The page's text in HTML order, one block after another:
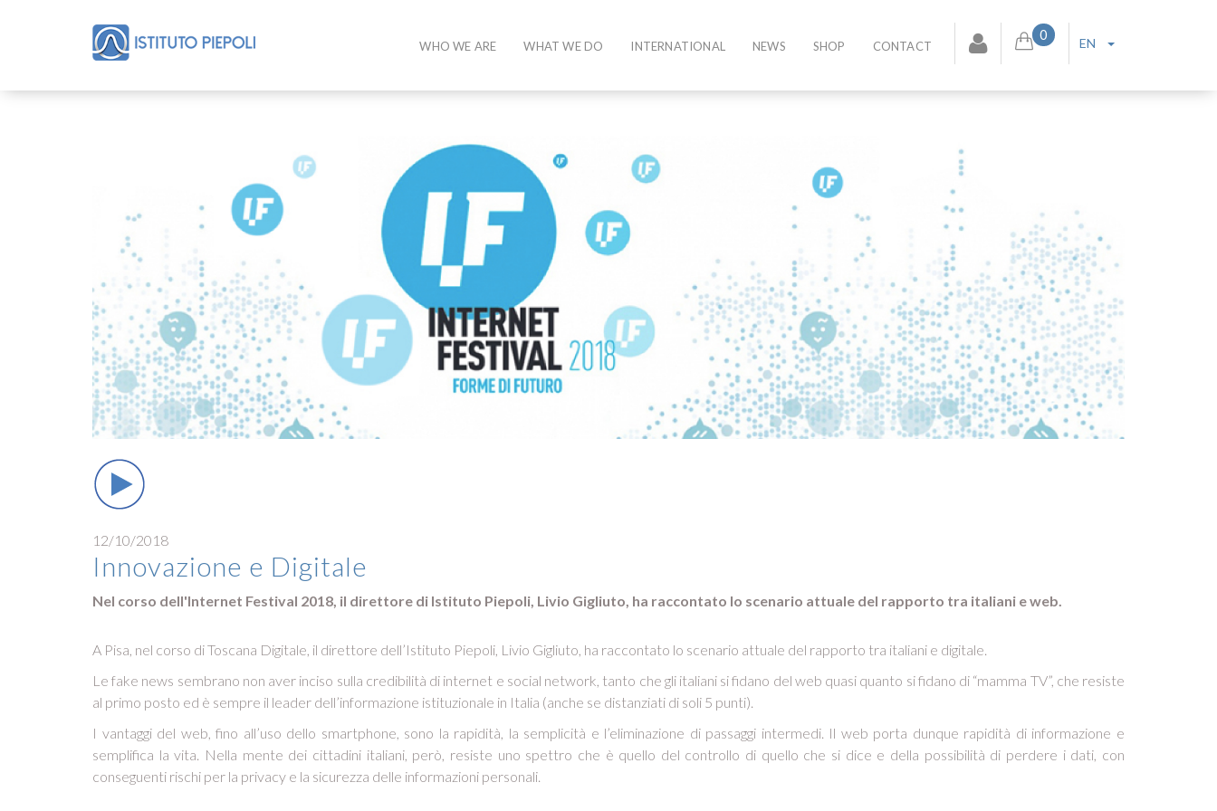
WHO WE ARE WHAT WE DO INTERNATIONAL NEWS SHOP CONTACT
0
EN
12/10/2018
Innovazione e Digitale
Nel corso dell'Internet Festival 2018, il direttore di Istituto Piepoli, Livio Gigliuto, ha raccontato lo scenario attuale del rapporto tra italiani e web.
A Pisa, nel corso di Toscana Digitale, il direttore dell’Istituto Piepoli, Livio Gigliuto, ha raccontato lo scenario attuale del rapporto tra italiani e digitale.
Le fake news sembrano non aver inciso sulla credibilità di internet e social network, tanto che gli italiani si fidano del web quasi quanto si fidano di “mamma TV”, che resiste
al primo posto ed è sempre il leader dell’informazione istituzionale in Italia (anche se distanziati di soli 5 punti).
I vantaggi del web, fino all’uso dello smartphone, sono la rapidità, la semplicità e l’eliminazione di passaggi intermedi. Il web porta dunque rapidità di informazione e
semplifica la vita. Nella mente dei cittadini italiani, però, resiste uno spettro che è quello del controllo di quello che si dice e della possibilità di perdere i dati, con
conseguenti rischi per la privacy e la sicurezza delle informazioni personali.